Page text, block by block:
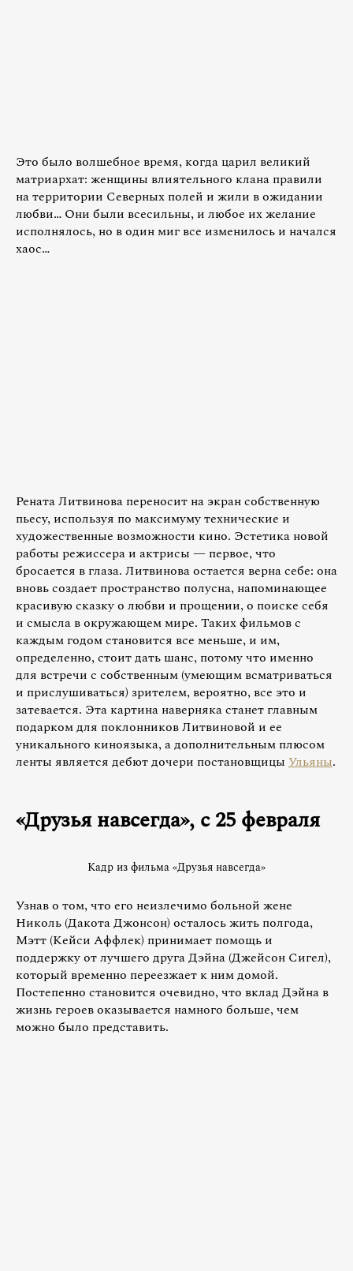
Это было волшебное время, когда царил великий
матриархат: женщины влиятельного клана правили
на территории Северных полей и жили в ожидании
любви… Они были всесильны, и любое их желание
исполнялось, но в один миг все изменилось и начался
хаос…
Рената Литвинова переносит на экран собственную
пьесу, используя по максимуму технические и
художественные возможности кино. Эстетика новой
работы режиссера и актрисы — первое, что
бросается в глаза. Литвинова остается верна себе: она
вновь создает пространство полусна, напоминающее
красивую сказку о любви и прощении, о поиске себя
и смысла в окружающем мире. Таких фильмов с
каждым годом становится все меньше, и им,
определенно, стоит дать шанс, потому что именно
для встречи с собственным (умеющим всматриваться
и прислушиваться) зрителем, вероятно, все это и
затевается. Эта картина наверняка станет главным
подарком для поклонников Литвиновой и ее
уникального киноязыка, а дополнительным плюсом
ленты является дебют дочери постановщицы Ульяны.
«Друзья навсегда», с 25 февраля
Кадр из фильма «Друзья навсегда»
Узнав о том, что его неизлечимо больной жене
Николь (Дакота Джонсон) осталось жить полгода,
Мэтт (Кейси Аффлек) принимает помощь и
поддержку от лучшего друга Дэйна (Джейсон Сигел),
который временно переезжает к ним домой.
Постепенно становится очевидно, что вклад Дэйна в
жизнь героев оказывается намного больше, чем
можно было представить.